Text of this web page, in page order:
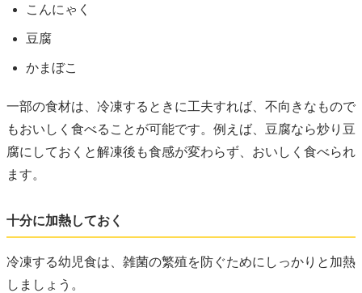
こんにゃく
豆腐
かまぼこ
一部の食材は、冷凍するときに工夫すれば、不向きなもので
もおいしく食べることが可能です。例えば、豆腐なら炒り豆
腐にしておくと解凍後も食感が変わらず、おいしく食べられ
ます。
十分に加熱しておく
冷凍する幼児食は、雑菌の繁殖を防ぐためにしっかりと加熱
しましょう。